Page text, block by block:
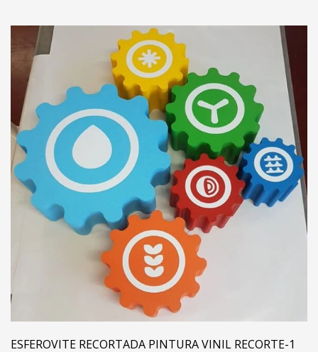
ESFEROVITE RECORTADA PINTURA VINIL RECORTE-1